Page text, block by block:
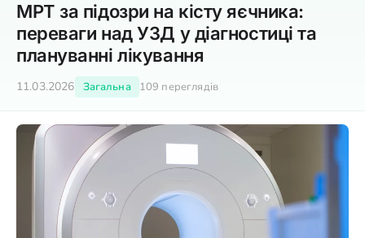
МРТ за підозри на кісту яєчника:
переваги над УЗД у діагностиці та
плануванні лікування
11.03.2026 Загальна 109 переглядів